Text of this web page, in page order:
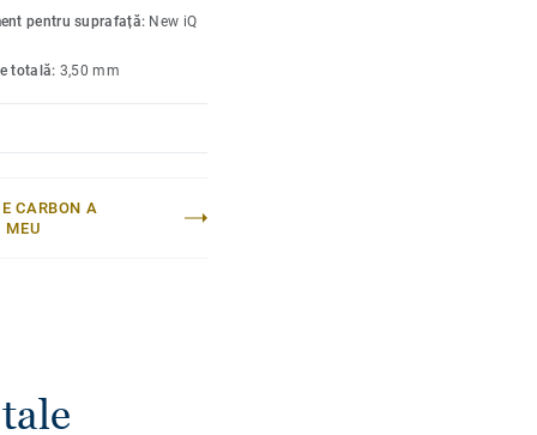
pentru suprafață: New iQ
totală: 3,50 mm
CARBON A
MEU